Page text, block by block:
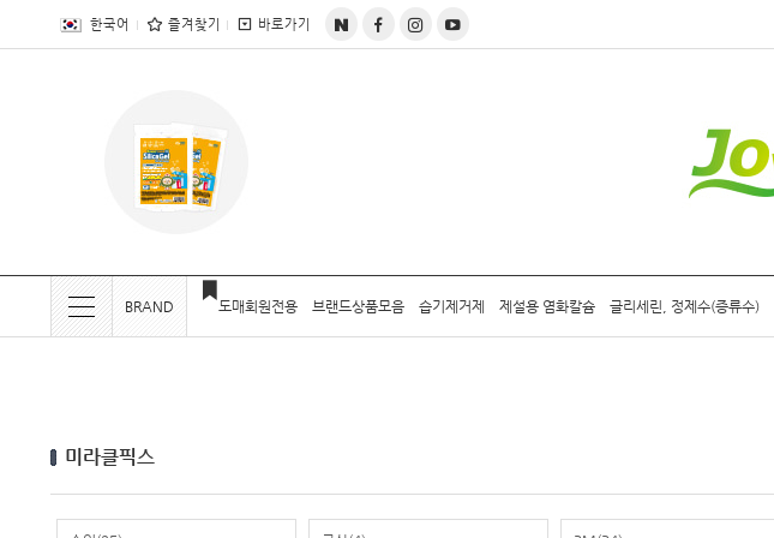
한국어 즐겨찾기 바로가기
BRAND 도매회원전용 브랜드상품모음 습기제거제 제설용 염화칼슘 글리세린, 정제수(증류수)
미라클픽스